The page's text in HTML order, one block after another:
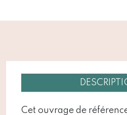
Cet ouvrage de